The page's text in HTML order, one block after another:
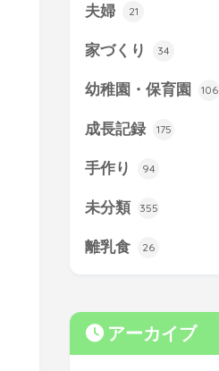
夫婦 21
家づくり 34
幼稚園・保育園 106
成長記録 175
手作り 94
未分類 355
離乳食 26
アーカイブ